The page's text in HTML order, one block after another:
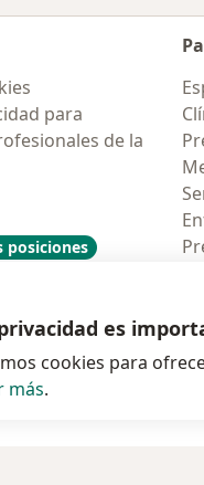
para
de la
posiciones
Polska
es
cookies para
más.